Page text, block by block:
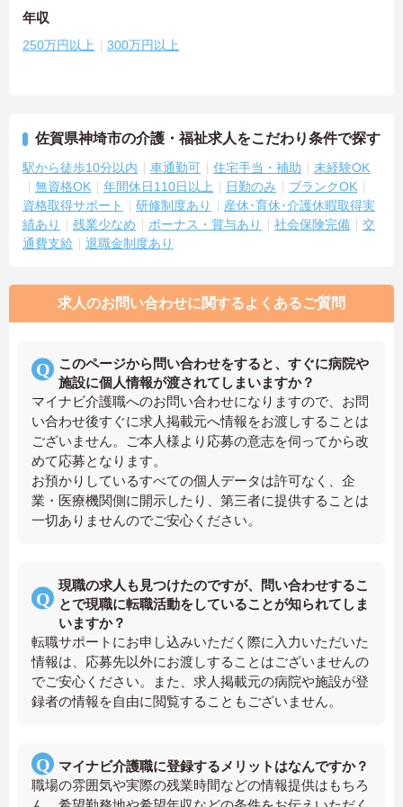
年収
250万円以上 300万円以上
佐賀県神埼市の介護・福祉求人をこだわり条件で探す
駅から徒歩10分以内 車通勤可 住宅手当・補助
未経験OK
無資格OK
年間休日110日以上 日勤のみ
ブランクOK
資格取得サポート
研修制度あり
産休･育休･介護休暇取得実
績あり
残業少なめ ボーナス・賞与あり 社会保険完備
交
通費支給
退職金制度あり
求人のお問い合わせに関するよくあるご質問
このページから問い合わせをすると、すぐに病院や
施設に個人情報が渡されてしまいますか？
マイナビ介護職へのお問い合わせになりますので、お問
い合わせ後すぐに求人掲載元へ情報をお渡しすることは
ございません。ご本人様より応募の意志を伺ってから改
めて応募となります。
お預かりしているすべての個人データは許可なく、企
業・医療機関側に開示したり、第三者に提供することは
一切ありませんのでご安心ください。
現職の求人も見つけたのですが、問い合わせするこ
とで現職に転職活動をしていることが知られてしま
いますか？
転職サポートにお申し込みいただく際に入力いただいた
情報は、応募先以外にお渡しすることはございませんの
でご安心ください。また、求人掲載元の病院や施設が登
録者の情報を自由に閲覧することもございません。
マイナビ介護職に登録するメリットはなんですか？
職場の雰囲気や実際の残業時間などの情報提供はもちろ